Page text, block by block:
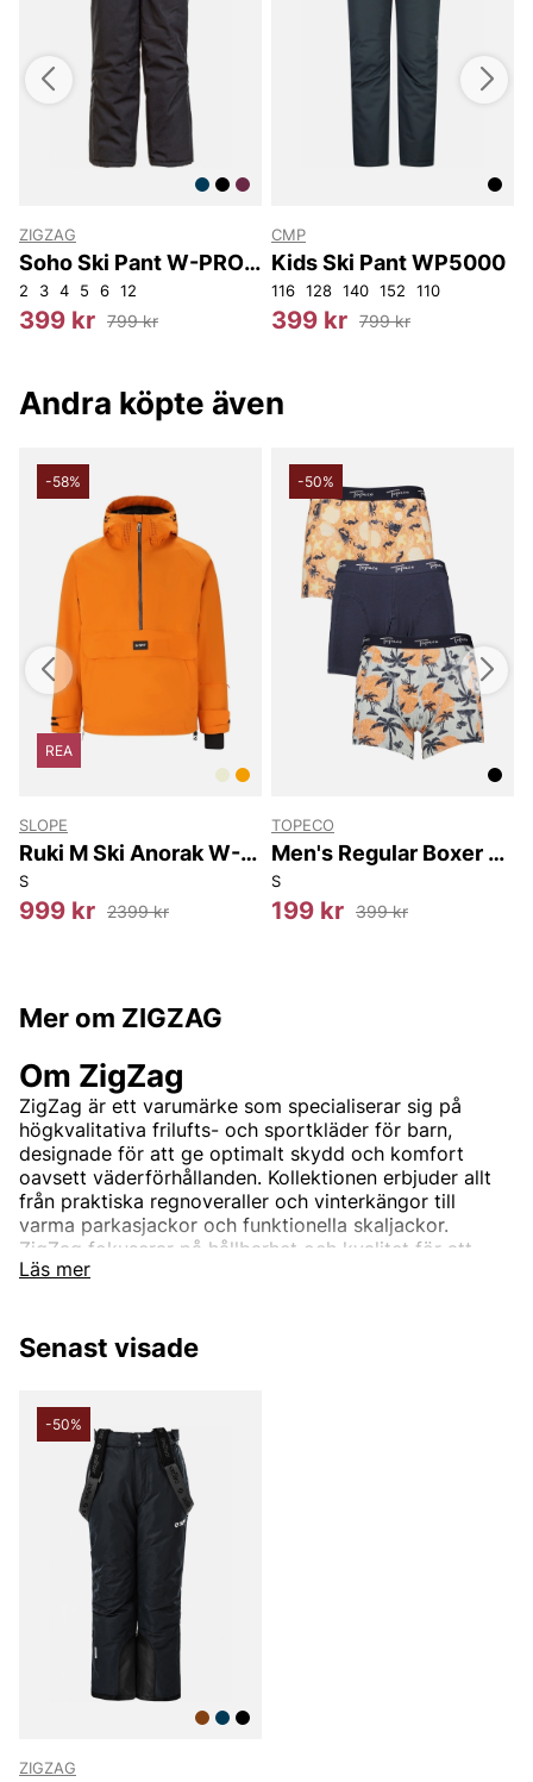
ZIGZAG
Soho Ski Pant W-PRO
10000
2 3 4 5 6 12
399 kr 799 kr
CMP
Kids Ski Pant WP5000
116 128 140 152 110
399 kr 799 kr
Andra köpte även
-58%
REA
SLOPE
Ruki M Ski Anorak W-
PRO 15000
S
999 kr 2399 kr
-50%
TOPECO
Men's Regular Boxer 3-
p,
S
199 kr 399 kr
Mer om ZIGZAG
Läs mer
Om ZigZag
ZigZag är ett varumärke som specialiserar sig på
högkvalitativa frilufts- och sportkläder för barn,
designade för att ge optimalt skydd och komfort
oavsett väderförhållanden. Kollektionen erbjuder allt
från praktiska regnoveraller och vinterkängor till
varma parkasjackor och funktionella skaljackor.
ZigZag fokuserar på hållbarhet och kvalitet för att
säkerställa att unga äventyrare är redo för
samt smarta skor som passar alla årstider. ZigZag är
Hos Vingåkers Factory Outlet kan du som vanligt
fynda till fantastiska outletpriser.
Senast visade
-50%
ZIGZAG